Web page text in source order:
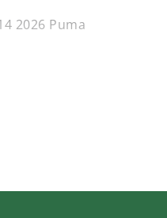
2026 Puma
e / ou devolução